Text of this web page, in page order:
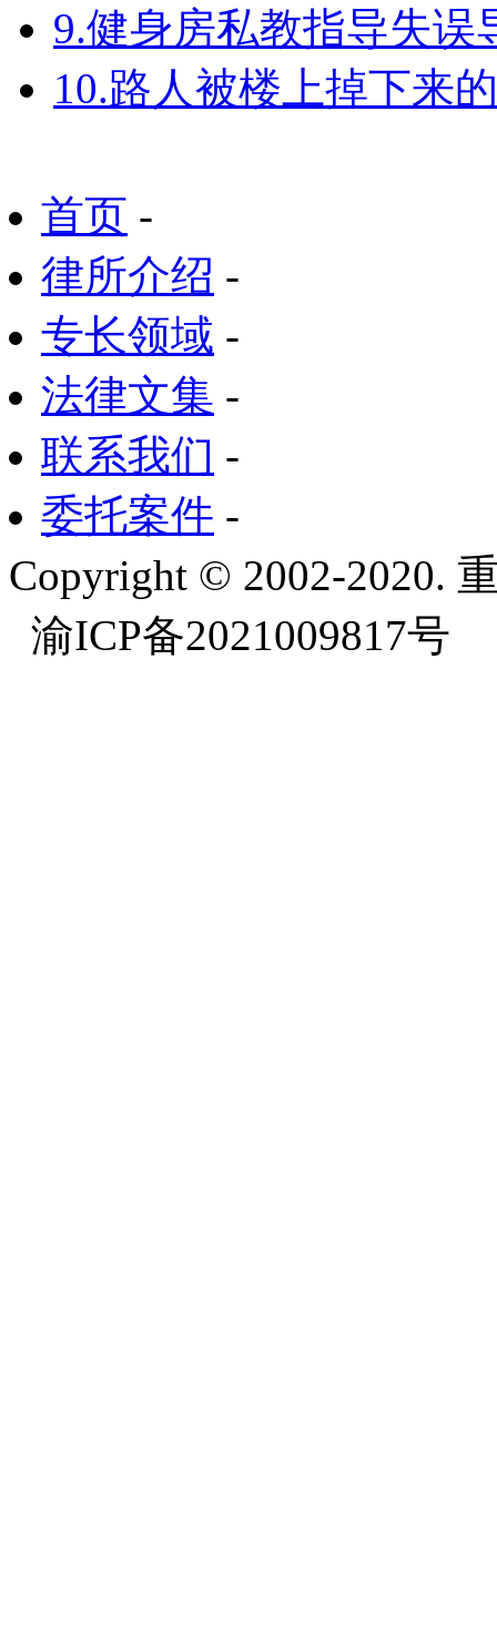
9.健身房私教指导失
10.路人被楼上掉下来
首页 -
律所介绍 -
专长领域 -
法律文集 -
联系我们 -
委托案件 -
Copyright © 2002-2020.
渝ICP备2021009817号